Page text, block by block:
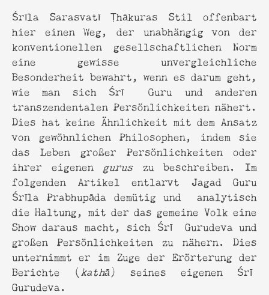
Śrīla Sarasvatī Ṭhākuras Stil offenbart
hier einen Weg, der unabhängig von der
konventionellen gesellschaftlichen Norm
eine gewisse unvergleichliche
Besonderheit bewahrt, wenn es darum geht,
wie man sich Śrī Guru und anderen
transzendentalen Persönlichkeiten nähert.
Dies hat keine Ähnlichkeit mit dem Ansatz
von gewöhnlichen Philosophen, indem sie
das Leben großer Persönlichkeiten oder
ihrer eigenen guruszu beschreiben. Im
folgenden Artikel entlarvt Jagad Guru
Śrīla Prabhupāda demütig und analytisch
die Haltung, mit der das gemeine Volk eine
Show daraus macht, sich Śrī Gurudeva und
großen Persönlichkeiten zu nähern. Dies
unternimmt er im Zuge der Erörterung der
Berichte ( kathā) seines eigenen Śrī
Gurudeva.